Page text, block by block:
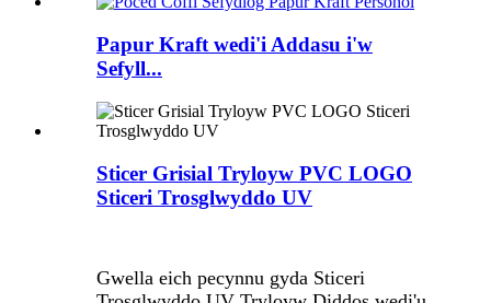
Papur Kraft wedi'i Addasu i'w
Sefyll...
Sticer Grisial Tryloyw PVC LOGO
Sticeri Trosglwyddo UV
Gwella eich pecynnu gyda Sticeri